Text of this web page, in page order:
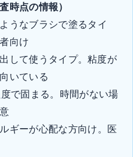
時点の情報）
うなブラシで塗るタイ
向け
して使うタイプ。粘度が
いている
で固まる。時間がない場
ギーが心配な方向け。医